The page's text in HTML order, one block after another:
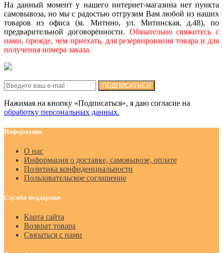
На данный момент у нашего интернет-магазина нет пункта
самовывоза, но мы с радостью отгрузим Вам любой из наших
товаров из офиса (м. Митино, ул. Митинская, д.48), по
предварительной договорённости. Обязательно свяжитесь с
нами, прежде, чем приехать, для резервирования товара и для
получения номера заказа.
ПОДПИСАТЬСЯ
Нажимая на кнопку «Подписаться», я даю cогласие на
обработку персональных данных.
Информация
О нас
Информация о доставке, самовывозе, оплате
Политика конфиденциальности
Пользовательское соглашение
Служба поддержки
Карта сайта
Возврат товара
Связаться с нами